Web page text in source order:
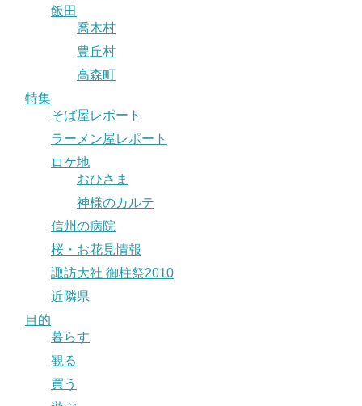
飯田
喬木村
豊丘村
高森町
特集
そば屋レポート
ラーメン屋レポート
ロケ地
おひさま
神様のカルテ
信州の病院
桜・お花見情報
諏訪大社 御柱祭2010
近隣県
目的
暮らす
観る
買う